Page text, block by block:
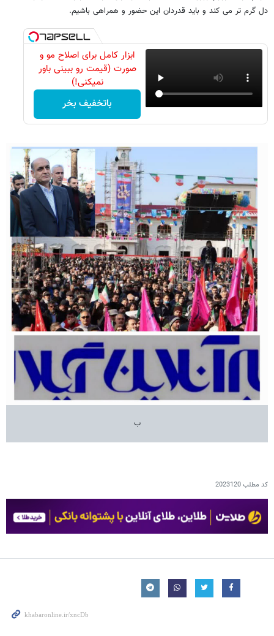
دل گرم تر می کند و باید قدردان این حضور و همراهی باشیم.
ابزار کامل برای اصلاح مو و
صورت (قیمت رو ببینی باور
نمیکنی!)
باتخفیف بخر
ب
کد مطلب2023120